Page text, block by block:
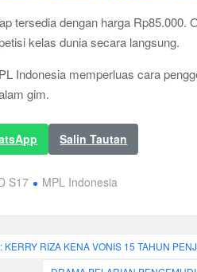
tersedia dengan harga
kelas dunia secara langsung.
Indonesia memperluas cara
gim.
Salin Tautan
S17 MPL Indonesia
KERRY RIZA KENA VONIS 15 TAHUN